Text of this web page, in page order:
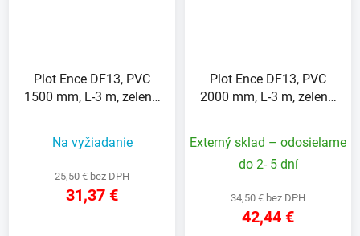
Plot Ence DF13, PVC
1500 mm, L-3 m, zelený,
Na vyžiadanie
25,50 € bez DPH
31,37 €
Plot Ence DF13, PVC
2000 mm, L-3 m, zelený,
Externý sklad – odosielame
do 2- 5 dní
34,50 € bez DPH
42,44 €